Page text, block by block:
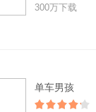
300万下载
单车男孩